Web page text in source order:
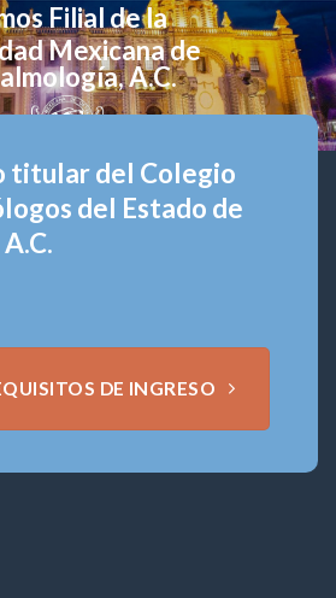
Filial de la
Mexicana de
A.C.
titular del Colegio
del Estado de
DE INGRESO